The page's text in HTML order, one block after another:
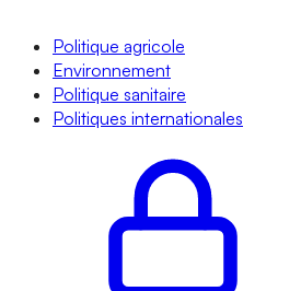
Politique agricole
Environnement
Politique sanitaire
Politiques internationales